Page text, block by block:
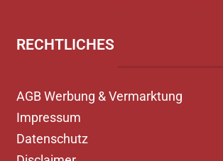
RECHTLICHES
AGB Werbung & Vermarktung
Impressum
Datenschutz